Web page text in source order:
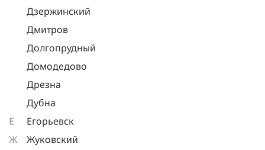
Дзержинский
Дмитров
Долгопрудный
Домодедово
Дрезна
Дубна
Е
Егорьевск
Ж
Жуковский